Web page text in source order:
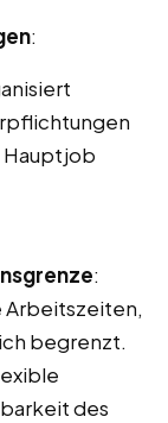
:
Hauptjob
:
begrenzt.
des